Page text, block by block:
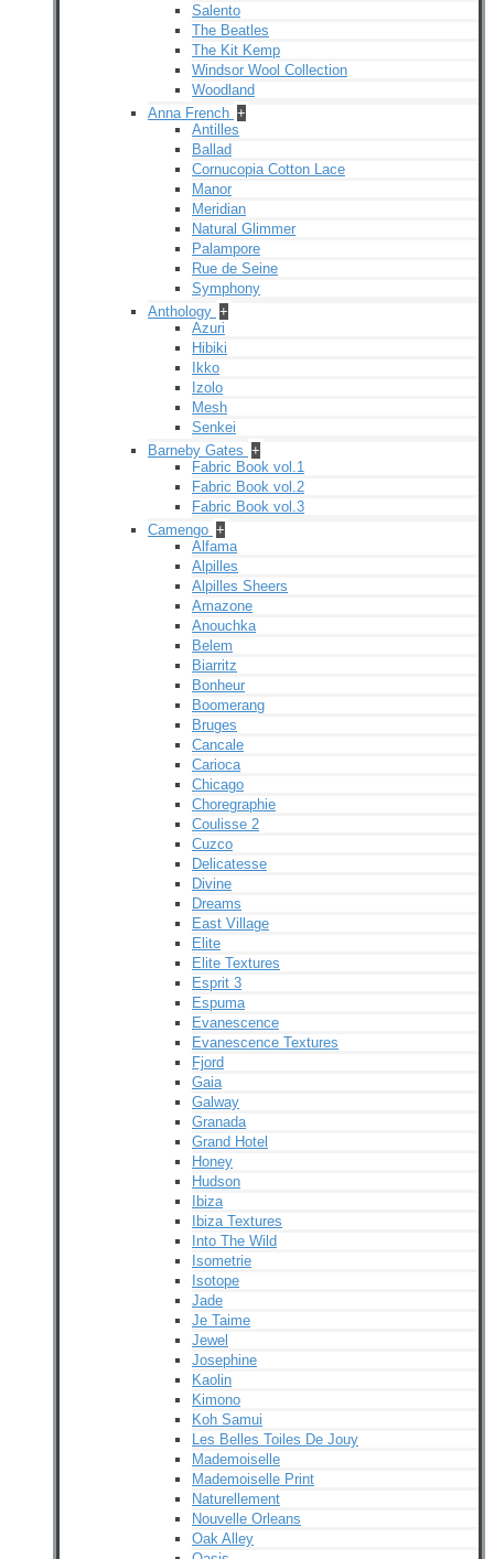
Salento
The Beatles
The Kit Kemp
Windsor Wool Collection
Woodland
Anna French +
Antilles
Ballad
Cornucopia Cotton Lace
Manor
Meridian
Natural Glimmer
Palampore
Rue de Seine
Symphony
Anthology +
Azuri
Hibiki
Ikko
Izolo
Mesh
Senkei
Barneby Gates +
Fabric Book vol.1
Fabric Book vol.2
Fabric Book vol.3
Camengo +
Alfama
Alpilles
Alpilles Sheers
Amazone
Anouchka
Belem
Biarritz
Bonheur
Boomerang
Bruges
Cancale
Carioca
Chicago
Choregraphie
Coulisse 2
Cuzco
Delicatesse
Divine
Dreams
East Village
Elite
Elite Textures
Esprit 3
Espuma
Evanescence
Evanescence Textures
Fjord
Gaia
Galway
Granada
Grand Hotel
Honey
Hudson
Ibiza
Ibiza Textures
Into The Wild
Isometrie
Isotope
Jade
Je Taime
Jewel
Josephine
Kaolin
Kimono
Koh Samui
Les Belles Toiles De Jouy
Mademoiselle
Mademoiselle Print
Naturellement
Nouvelle Orleans
Oak Alley